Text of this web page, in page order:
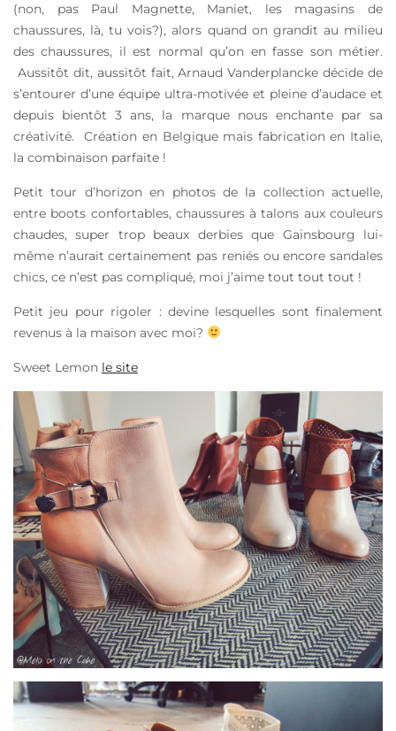
(non, pas Paul Magnette, Maniet, les magasins de
chaussures, là, tu vois?), alors quand on grandit au milieu
des chaussures, il est normal qu’on en fasse son métier.
Aussitôt dit, aussitôt fait, Arnaud Vanderplancke décide de
s’entourer d’une équipe ultra-motivée et pleine d’audace et
depuis bientôt 3 ans, la marque nous enchante par sa
créativité. Création en Belgique mais fabrication en Italie,
la combinaison parfaite !
Petit tour d’horizon en photos de la collection actuelle,
entre boots confortables, chaussures à talons aux couleurs
chaudes, super trop beaux derbies que Gainsbourg lui-
même n’aurait certainement pas reniés ou encore sandales
chics, ce n’est pas compliqué, moi j’aime tout tout tout !
Petit jeu pour rigoler : devine lesquelles sont finalement
revenus à la maison avec moi?
Sweet Lemon le site